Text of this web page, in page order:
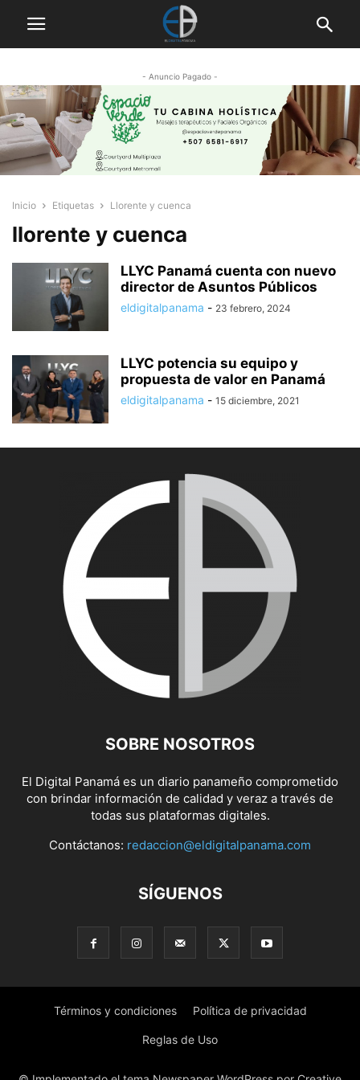
- Anuncio Pagado -
Inicio Etiquetas Llorente y cuenca
llorente y cuenca
LLYC Panamá cuenta con nuevo
director de Asuntos Públicos
eldigitalpanama - 23 febrero, 2024
LLYC potencia su equipo y
propuesta de valor en Panamá
eldigitalpanama - 15 diciembre, 2021
SOBRE NOSOTROS
El Digital Panamá es un diario panameño comprometido
con brindar información de calidad y veraz a través de
todas sus plataformas digitales.
Contáctanos: redaccion@eldigitalpanama.com
SÍGUENOS
Términos y condiciones Política de privacidad
Reglas de Uso